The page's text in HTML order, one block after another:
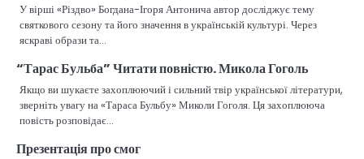
У вірші «Різдво» Богдана-Ігоря Антонича автор досліджує тему
святкового сезону та його значення в українській культурі. Через
яскраві образи та…
“Тарас Бульба” Читати повністю. Микола Гоголь
Якщо ви шукаєте захоплюючий і сильний твір української літератури,
зверніть увагу на «Тараса Бульбу» Миколи Гоголя. Ця захоплююча
повість розповідає…
Презентація про смог